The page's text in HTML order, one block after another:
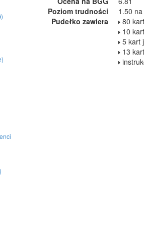
Poziom trudności
1.50
Pudełko zawiera
80
10
5 kart
13